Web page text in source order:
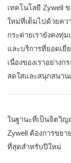
เทคโนโลยี Zywell
ใหม่ที่เต็มไปด้วยคว
กระต่ายเรายังคงทุ่
และบริการที่ยอดเยี่
เนื่องของเราอย่าง
สดใสและสนุกสนาน
ในฐานะที่เป็นจิตวิ
Zywell ต้องการขย
ที่สุดสำหรับปีใหม่